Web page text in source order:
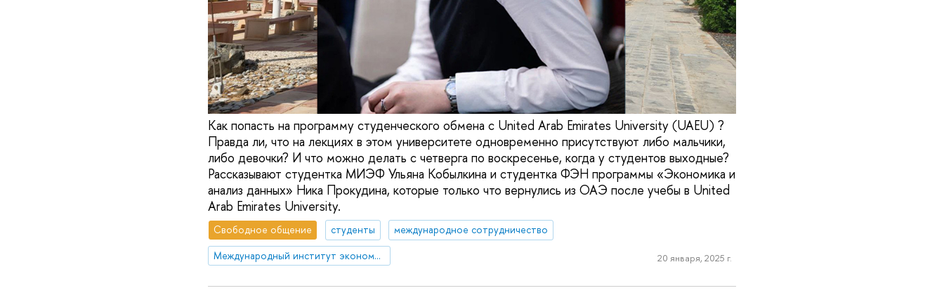
Как попасть на программу студенческого обмена с United Arab Emirates University (UAEU) ?
Правда ли, что на лекциях в этом университете одновременно присутствуют либо мальчики,
либо девочки? И что можно делать с четверга по воскресенье, когда у студентов выходные?
Рассказывают студентка МИЭФ Ульяна Кобылкина и студентка ФЭН программы «Экономика и
анализ данных» Ника Прокудина, которые только что вернулись из ОАЭ после учебы в United
Arab Emirates University.
Свободное общение студенты
международное сотрудничество
Международный институт экономики и финансов
20 января, 2025 г.